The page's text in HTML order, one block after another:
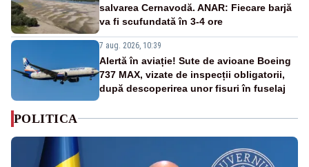
salvarea Cernavodă. ANAR: Fiecare barjă
va fi scufundată în 3-4 ore
7 aug. 2026, 10:39
Alertă în aviație! Sute de avioane Boeing
737 MAX, vizate de inspecții obligatorii,
după descoperirea unor fisuri în fuselaj
POLITICA